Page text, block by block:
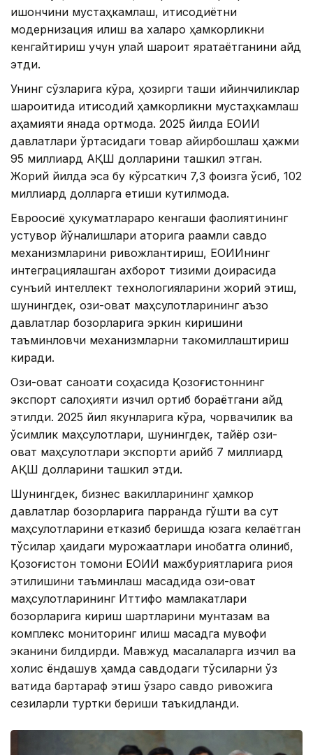
ишончини мустаҳкамлаш, иқтисодиётни
модернизация қилиш ва халқаро ҳамкорликни
кенгайтириш учун қулай шароит яратаётганини қайд
этди.
Унинг сўзларига кўра, ҳозирги ташқи қийинчиликлар
шароитида иқтисодий ҳамкорликни мустаҳкамлаш
аҳамияти янада ортмоқда. 2025 йилда ЕОИИ
давлатлари ўртасидаги товар айирбошлаш ҳажми
95 миллиард АҚШ долларини ташкил этган.
Жорий йилда эса бу кўрсаткич 7,3 фоизга ўсиб, 102
миллиард долларга етиши кутилмоқда.
Евроосиё ҳукуматлараро кенгаши фаолиятининг
устувор йўналишлари қаторига рақамли савдо
механизмларини ривожлантириш, ЕОИИнинг
интеграциялашган ахборот тизими доирасида
сунъий интеллект технологияларини жорий этиш,
шунингдек, озиқ-овқат маҳсулотларининг аъзо
давлатлар бозорларига эркин киришини
таъминловчи механизмларни такомиллаштириш
киради.
Озиқ-овқат саноати соҳасида Қозоғистоннинг
экспорт салоҳияти изчил ортиб бораётгани қайд
этилди. 2025 йил якунларига кўра, чорвачилик ва
ўсимлик маҳсулотлари, шунингдек, тайёр озиқ-
овқат маҳсулотлари экспорти қарийб 7 миллиард
АҚШ долларини ташкил этди.
Шунингдек, бизнес вакилларининг ҳамкор
давлатлар бозорларига парранда гўшти ва сут
маҳсулотларини етказиб беришда юзага келаётган
тўсиқлар ҳақидаги мурожаатлари инобатга олиниб,
Қозоғистон томони ЕОИИ мажбуриятларига риоя
этилишини таъминлаш мақсадида озиқ-овқат
маҳсулотларининг Иттифоқ мамлакатлари
бозорларига кириш шартларини мунтазам ва
комплекс мониторинг қилиш мақсадга мувофиқ
эканини билдирди. Мавжуд масалаларга изчил ва
холис ёндашув ҳамда савдодаги тўсиқларни ўз
вақтида бартараф этиш ўзаро савдо ривожига
сезиларли туртки бериши таъкидланди.